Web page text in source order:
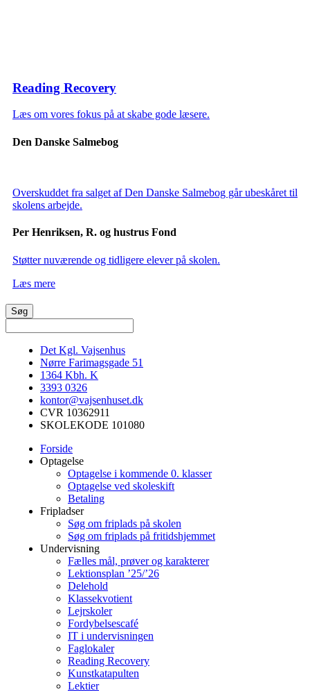
Reading Recovery
Læs om vores fokus på at skabe gode læsere.
Den Danske Salmebog
Overskuddet fra salget af Den Danske Salmebog går ubeskåret til
skolens arbejde.
Per Henriksen, R. og hustrus Fond
Støtter nuværende og tidligere elever på skolen.
Læs mere
Det Kgl. Vajsenhus
Nørre Farimagsgade 51
1364 Kbh. K
3393 0326
kontor@vajsenhuset.dk
CVR 10362911
SKOLEKODE 101080
Forside
Optagelse
Optagelse i kommende 0. klasser
Optagelse ved skoleskift
Betaling
Fripladser
Søg om friplads på skolen
Søg om friplads på fritidshjemmet
Undervisning
Fælles mål, prøver og karakterer
Lektionsplan ’25/’26
Delehold
Klassekvotient
Lejrskoler
Fordybelsescafé
IT i undervisningen
Faglokaler
Reading Recovery
Kunstkatapulten
Lektier